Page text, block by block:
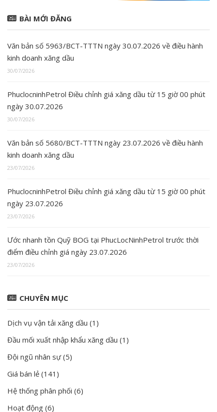
BÀI MỚI ĐĂNG
Văn bản số 5963/BCT-TTTN ngày 30.07.2026 về điều hành
kinh doanh xăng dầu
30/07/2026
PhuclocninhPetrol Điều chỉnh giá xăng dầu từ 15 giờ 00 phút
ngày 30.07.2026
30/07/2026
Văn bản số 5680/BCT-TTTN ngày 23.07.2026 về điều hành
kinh doanh xăng dầu
23/07/2026
PhuclocninhPetrol Điều chỉnh giá xăng dầu từ 15 giờ 00 phút
ngày 23.07.2026
23/07/2026
Ước nhanh tồn Quỹ BOG tại PhucLocNinhPetrol trước thời
điểm điều chỉnh giá ngày 23.07.2026
23/07/2026
CHUYÊN MỤC
Dịch vụ vận tải xăng dầu (1)
Đầu mối xuất nhập khẩu xăng dầu (1)
Đội ngũ nhân sự(5)
Giá bán lẻ (141)
Hệ thống phân phối (6)
Hoạt động (6)